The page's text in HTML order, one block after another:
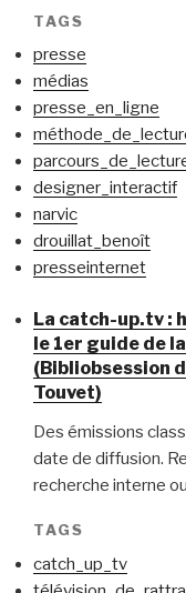
TAGS
presse
médias
presse_en_ligne
designer_interactif
narvic
drouillat_benoît
presseinternet
La catch-up.tv :
le 1er guide de
(Bibliobsession
Touvet)
Des émissions
date de diffusion.
recherche interne
TAGS
catch_up_tv